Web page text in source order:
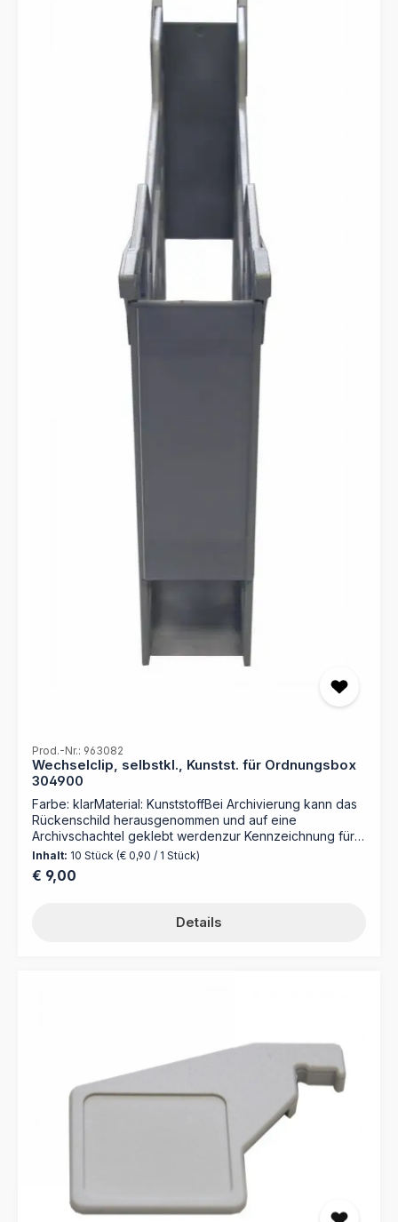
Prod.-Nr.: 963082
Wechselclip, selbstkl., Kunstst. für Ordnungsbox
304900
Farbe: klarMaterial: KunststoffBei Archivierung kann das
Rückenschild herausgenommen und auf eine
Archivschachtel geklebt werdenzur Kennzeichnung für 5
cm-Ordnungboxen Art.-Nr. 304900
Inhalt: 10 Stück (€ 0,90 / 1 Stück)
Regulärer Preis:
€ 9,00
Details